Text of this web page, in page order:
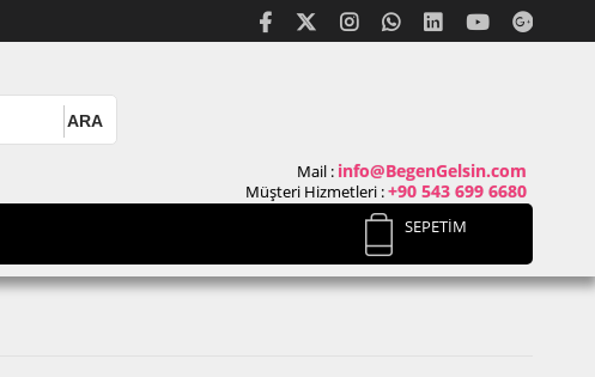
Mail : info@BegenGelsin.com
Müşteri Hizmetleri :+90 543 699 6680
SEPETIM